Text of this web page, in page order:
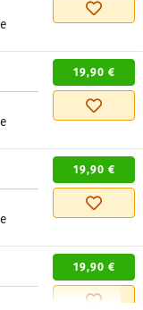
19,90 €
19,90 €
19,90 €